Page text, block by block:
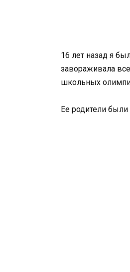
16 лет назад я
завораживала
школьных
Ее родители